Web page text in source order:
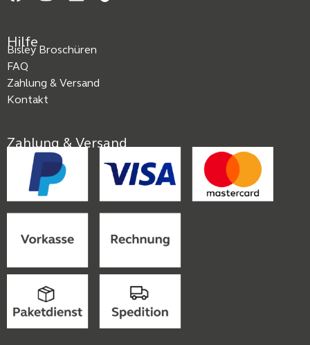
Hilfe
Bisley Broschüren
FAQ
Zahlung & Versand
Kontakt
Zahlung & Versand